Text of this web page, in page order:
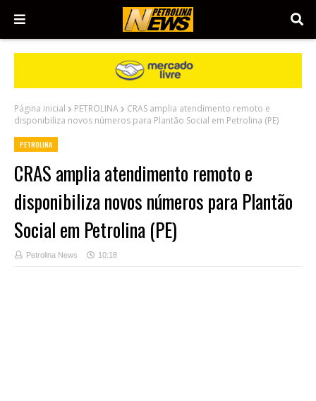
Página inicial PETROLINA
CRAS amplia atendimento remoto e
disponibiliza novos números para Plantão Social em Petrolina (PE)
PETROLINA
CRAS amplia atendimento remoto e
disponibiliza novos números para Plantão
Social em Petrolina (PE)
Petrolina News 10:18